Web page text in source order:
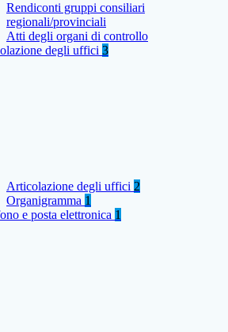
Rendiconti gruppi consiliari
regionali/provinciali
Atti degli organi di controllo
degli uffici 3
Articolazione degli uffici 2
Organigramma 1
e posta elettronica 1